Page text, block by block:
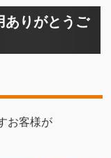
ありがとうご
お客様が